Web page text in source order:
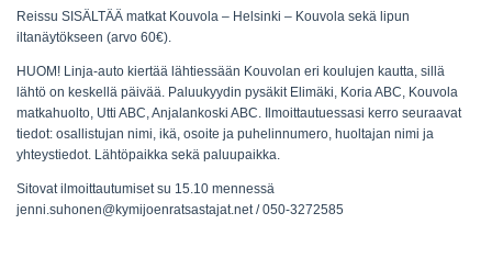
Reissu SISÄLTÄÄ matkat Kouvola – Helsinki – Kouvola sekä lipun
iltanäytökseen (arvo 60€).
HUOM! Linja-auto kiertää lähtiessään Kouvolan eri koulujen kautta, sillä
lähtö on keskellä päivää. Paluukyydin pysäkit Elimäki, Koria ABC, Kouvola
matkahuolto, Utti ABC, Anjalankoski ABC. Ilmoittautuessasi kerro seuraavat
tiedot: osallistujan nimi, ikä, osoite ja puhelinnumero, huoltajan nimi ja
yhteystiedot. Lähtöpaikka sekä paluupaikka.
Sitovat ilmoittautumiset su 15.10 mennessä
jenni.suhonen@kymijoenratsastajat.net / 050-3272585